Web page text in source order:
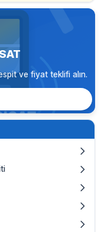
ve fiyat teklifi alın.